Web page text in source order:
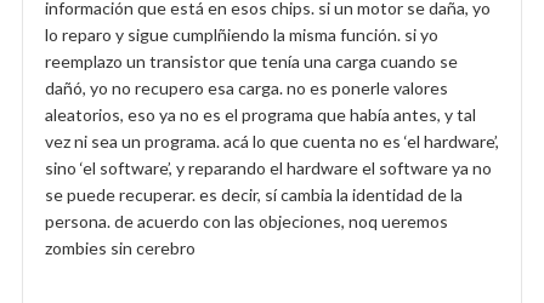
información que está en esos chips. si un motor se daña, yo
lo reparo y sigue cumplñiendo la misma función. si yo
reemplazo un transistor que tenía una carga cuando se
dañó, yo no recupero esa carga. no es ponerle valores
aleatorios, eso ya no es el programa que había antes, y tal
vez ni sea un programa. acá lo que cuenta no es ‘el hardware’,
sino ‘el software’, y reparando el hardware el software ya no
se puede recuperar. es decir, sí cambia la identidad de la
persona. de acuerdo con las objeciones, noq ueremos
zombies sin cerebro